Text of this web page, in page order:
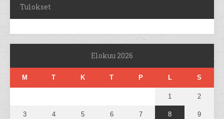
Tulokset
Elokuu 2026
M T K T P L S
1 2
3 4 5 6 7 8 9